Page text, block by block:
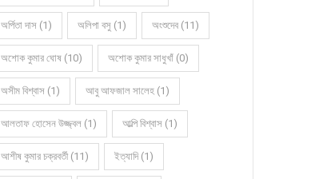
সম্পাদকীয়
অর্পিতা দাস (1) অলিপা বসু (1) অংশুদেব (11)
অশোক কুমার ঘোষ (10) অশোক কুমার সাধুখাঁ (0)
অসীম বিশ্বাস (1) আবু আফজাল সালেহ (1)
আলতাফ হোসেন উজ্জ্বল (1) আল্পি বিশ্বাস (1)
আশীষ কুমার চক্রবর্তী (11) ইত্যাদি (1)